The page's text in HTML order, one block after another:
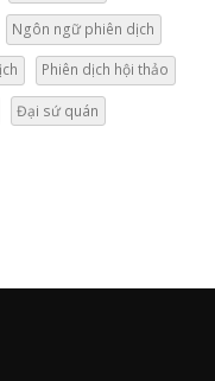
Ngôn ngữ phiên dịch
Phiên dịch hội thảo
Đại sứ quán